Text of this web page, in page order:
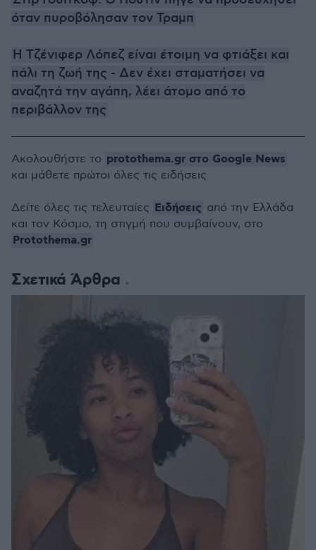
όταν πυροβόλησαν τον Τραμπ
H Τζένιφερ Λόπεζ είναι έτοιμη να φτιάξει και
πάλι τη ζωή της - Δεν έχει σταματήσει να
αναζητά την αγάπη, λέει άτομο από το
περιβάλλον της
Σχετικά Άρθρα
Ακολουθήστε το protothema.gr στο Google News
και μάθετε πρώτοι όλες τις ειδήσεις
Δείτε όλες τις τελευταίες Ειδήσεις από την Ελλάδα
και τον Κόσμο, τη στιγμή που συμβαίνουν, στο
Protothema.gr